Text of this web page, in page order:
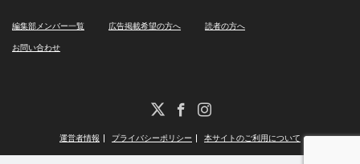
編集部メンバー一覧 広告掲載希望の方へ 読者の方へ
お問い合わせ
Facebook
運営者情報 プライバシーポリシー 本サイトのご利用について